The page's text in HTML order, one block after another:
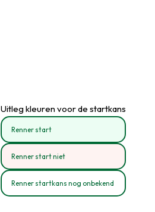
Uitleg kleuren voor de startkans
Renner start
Renner start niet
Renner startkans nog onbekend